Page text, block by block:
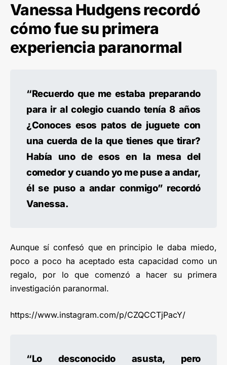
Vanessa Hudgens recordó
cómo fue su primera
experiencia paranormal
“Recuerdo que me estaba preparando
para ir al colegio cuando tenía 8 años
¿Conoces esos patos de juguete con
una cuerda de la que tienes que tirar?
Había uno de esos en la mesa del
comedor y cuando yo me puse a andar,
él se puso a andar conmigo” recordó
Vanessa.
Aunque sí confesó que en principio le daba miedo,
poco a poco ha aceptado esta capacidad como un
regalo, por lo que comenzó a hacer su primera
investigación paranormal.
https://www.instagram.com/p/CZQCCTjPacY/
“Lo desconocido asusta, pero